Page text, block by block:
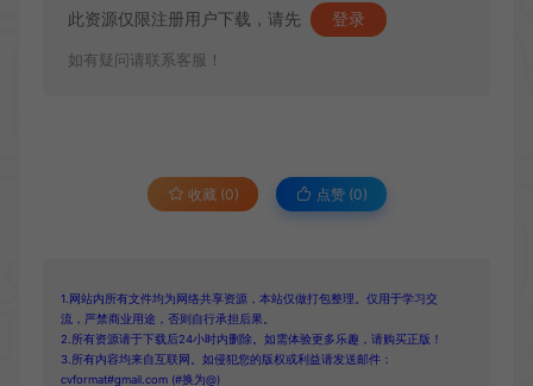
此资源仅限注册用户下载，请先 登录
如有疑问请联系客服！
收藏 (0) 点赞 (0)
1.网站内所有文件均为网络共享资源，本站仅做打包整理。仅用于学习交
流，严禁商业用途，否则自行承担后果。
2.所有资源请于下载后24小时内删除。如需体验更多乐趣，请购买正版！
3.所有内容均来自互联网。如侵犯您的版权或利益请发送邮件：
cvformat#gmail.com (#换为@)